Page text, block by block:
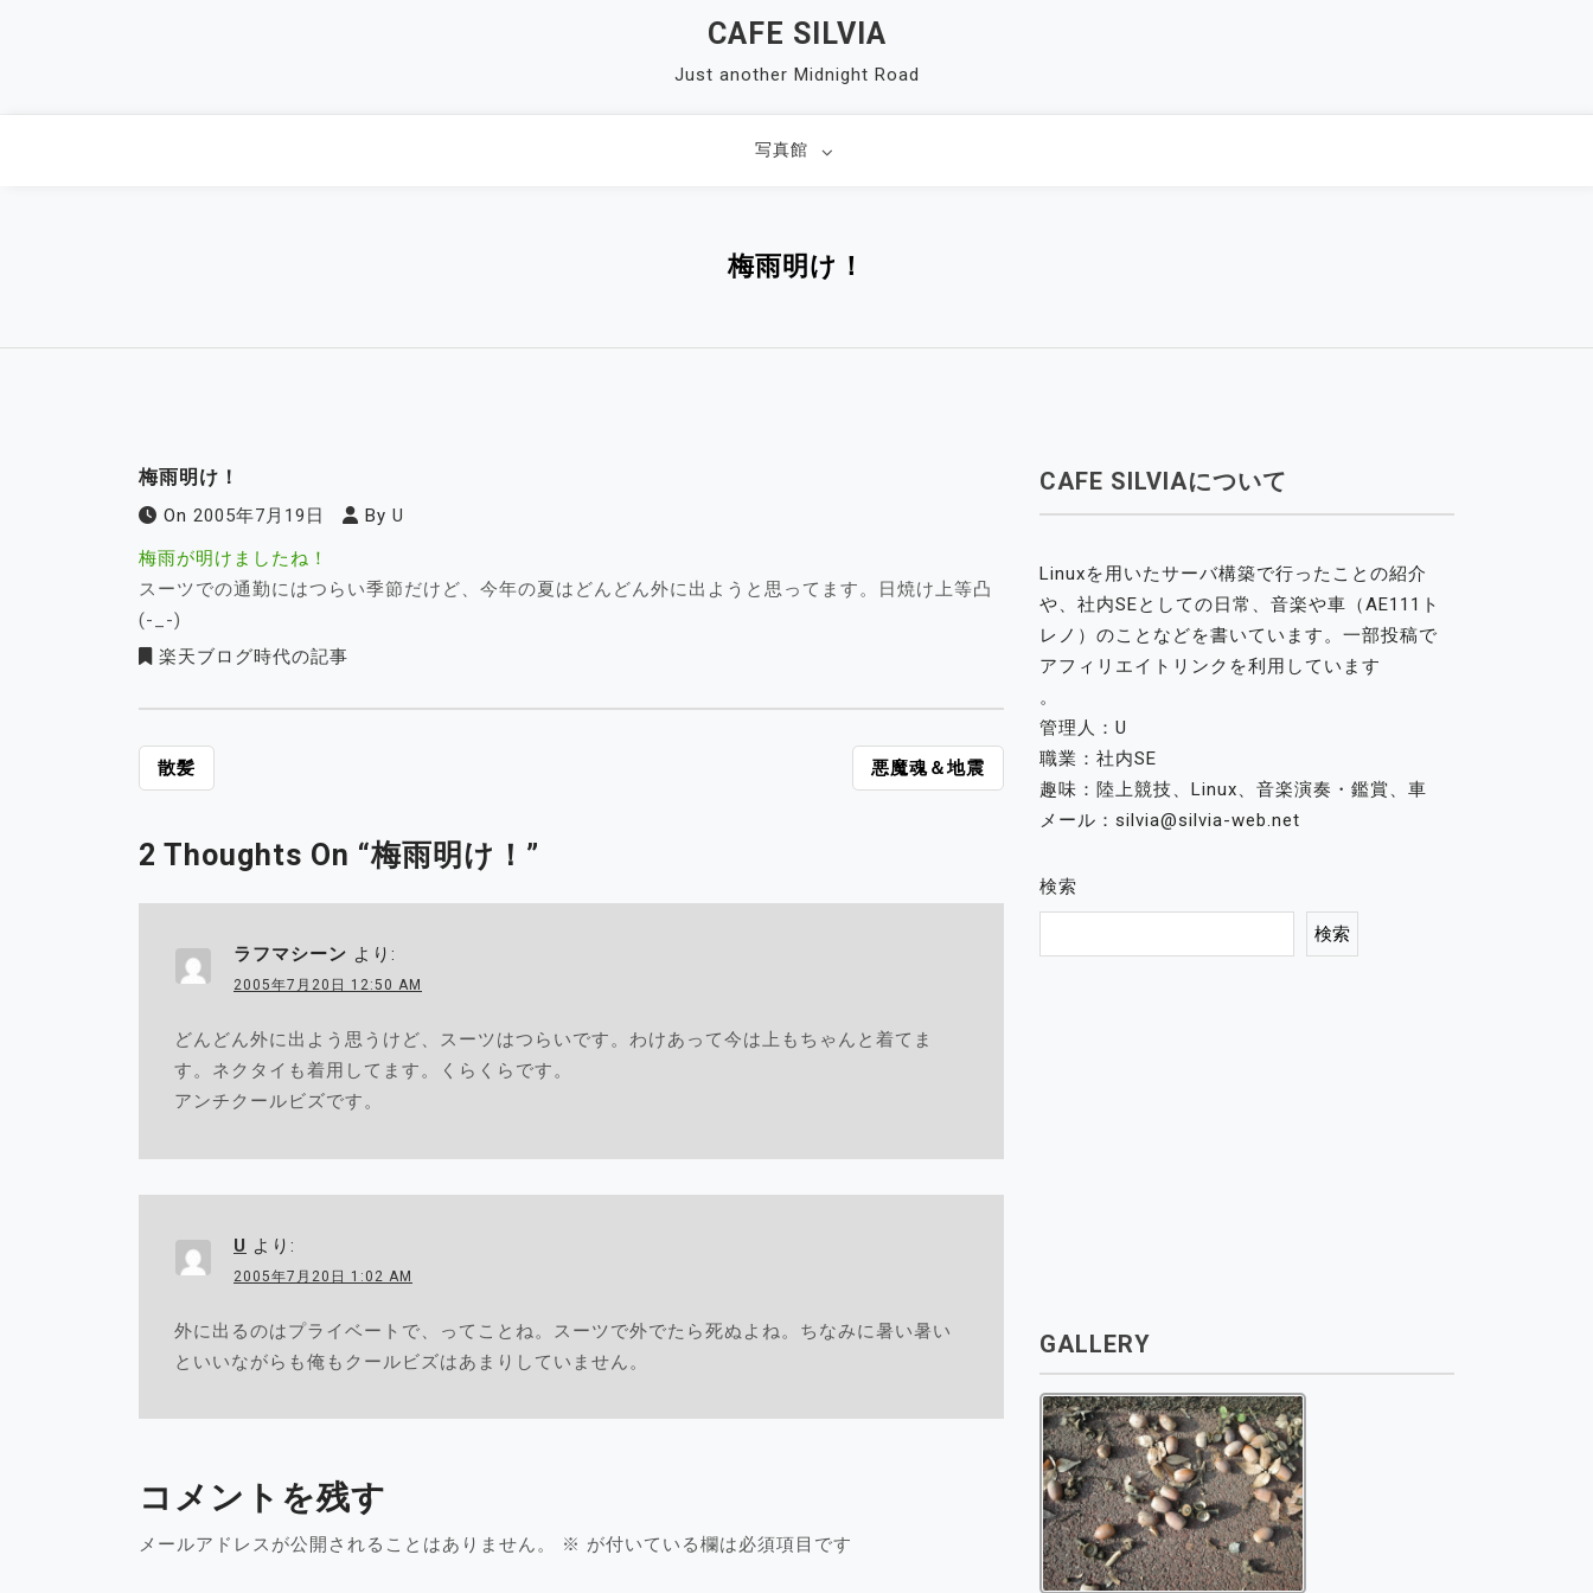
CAFE SILVIA
Just another Midnight Road
写真館
梅雨明け！
梅雨明け！
On 2005年7月19日 By U
梅雨が明けましたね！
スーツでの通勤にはつらい季節だけど、今年の夏はどんどん外に出ようと思ってます。日焼け上等凸
(-_-)
楽天ブログ時代の記事
投
稿
ビ
散髪 悪魔魂＆地震
2 Thoughts On “梅雨明け！ ”
ラフマシーン より:
2005年7月20日 12:50 AM
どんどん外に出よう思うけど、スーツはつらいです。わけあって今は上もちゃんと着てま
す。ネクタイも着用してます。くらくらです。
アンチクールビズです。
U より:
2005年7月20日 1:02 AM
外に出るのはプライベートで、ってことね。スーツで外でたら死ぬよね。ちなみに暑い暑い
といいながらも俺もクールビズはあまりしていません。
コメントを残す
メールアドレスが公開されることはありません。 ※ が付いている欄は必須項目です
CAFE SILVIAについて
Linuxを用いたサーバ構築で行ったことの紹介
や、社内SEとしての日常、音楽や車（AE111ト
レノ）のことなどを書いています。一部投稿で
アフィリエイトリンクを利用しています
。
管理人：U
職業：社内SE
趣味：陸上競技、Linux、音楽演奏・鑑賞、車
メール：silvia@silvia-web.net
検索
検索
GALLERY